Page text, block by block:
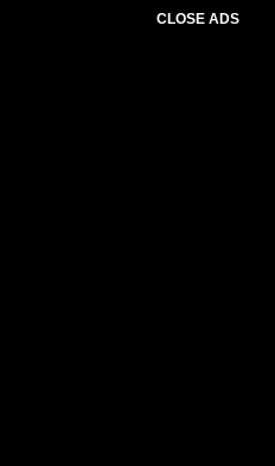
CLOSE ADS